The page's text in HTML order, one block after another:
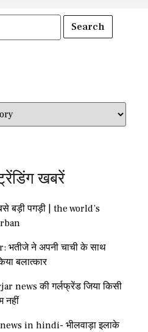
खबरें
बड़ी पगड़ी | the world’s
भतीजे ने अपनी चाची के साथ
बलात्कार
news की गर्लफ्रेंड जिया किसी
नहीं
in hindi- भीलवाड़ा इलाके